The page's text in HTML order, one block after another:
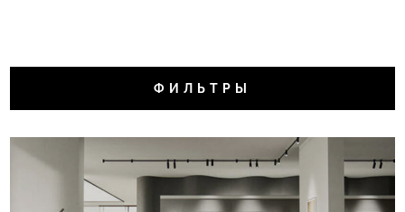
ФИЛЬТРЫ